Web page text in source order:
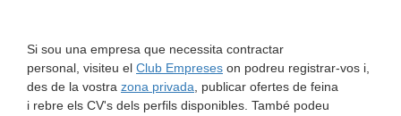
Si sou una empresa que necessita contractar
personal, visiteu el Club Empreses on podreu registrar-vos i,
des de la vostra zona privada , publicar ofertes de feina
i rebre els CV's dels perfils disponibles. També podeu